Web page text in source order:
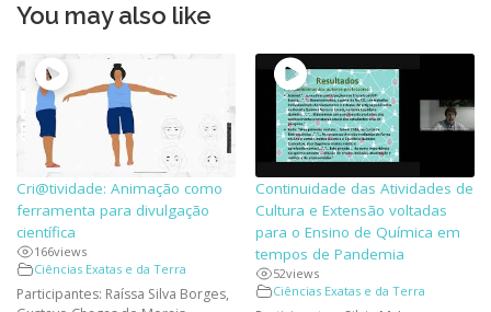
You may also like
Cri@tividade: Animação como
ferramenta para divulgação
científica
166views
Ciências Exatas e da Terra
Participantes: Raíssa Silva Borges,
Continuidade das Atividades de
Cultura e Extensão voltadas
para o Ensino de Química em
tempos de Pandemia
52views
Ciências Exatas e da Terra